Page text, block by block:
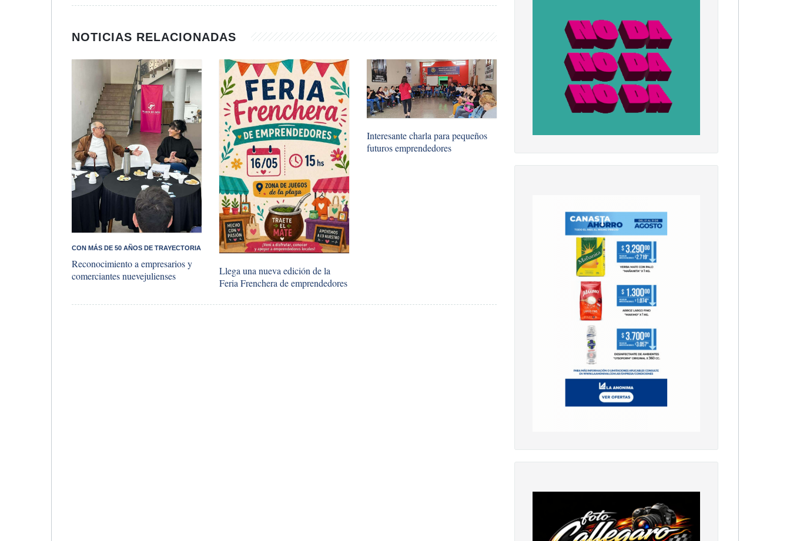
NOTICIAS RELACIONADAS
CON MÁS DE 50 AÑOS DE TRAYECTORIA
Reconocimiento a empresarios y
comerciantes nuevejulienses
Llega una nueva edición de la
Feria Frenchera de emprendedores
​Interesante charla para pequeños
futuros emprendedores